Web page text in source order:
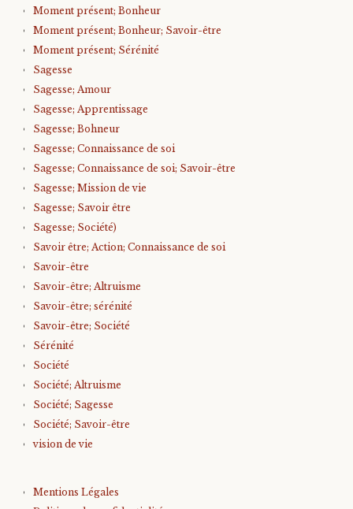
Moment présent; Bonheur
Moment présent; Bonheur; Savoir-être
Moment présent; Sérénité
Sagesse
Sagesse; Amour
Sagesse; Apprentissage
Sagesse; Bohneur
Sagesse; Connaissance de soi
Sagesse; Connaissance de soi; Savoir-être
Sagesse; Mission de vie
Sagesse; Savoir être
Sagesse; Société)
Savoir être; Action; Connaissance de soi
Savoir-être
Savoir-être; Altruisme
Savoir-être; sérénité
Savoir-être; Société
Sérénité
Société
Société; Altruisme
Société; Sagesse
Société; Savoir-être
vision de vie
Mentions Légales